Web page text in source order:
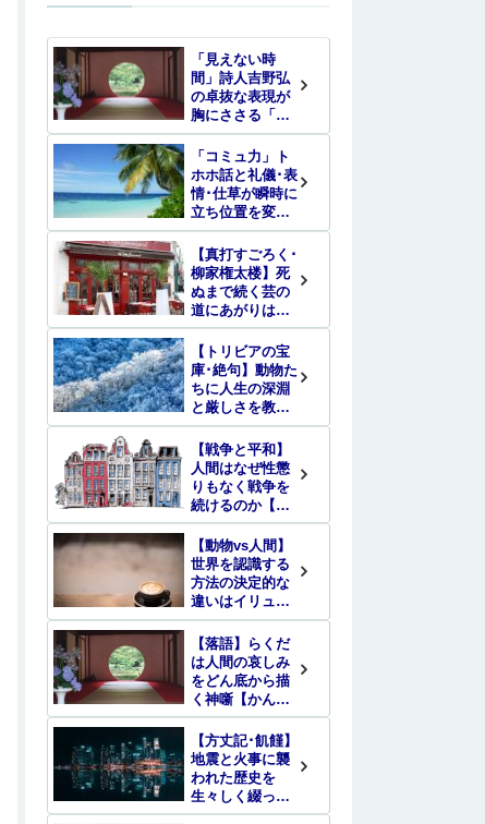
「見えない時
間」詩人吉野弘
の卓抜な表現が
胸にささる「心
の四季」
「コミュ力」ト
ホホ話と礼儀･表
情･仕草が瞬時に
立ち位置を変え
る
【真打すごろく･
柳家権太楼】死
ぬまで続く芸の
道にあがりはな
いという真実
【トリビアの宝
庫･絶句】動物た
ちに人生の深淵
と厳しさを教え
られた
【戦争と平和】
人間はなぜ性懲
りもなく戦争を
続けるのか【エ
ントロピー】
【動物vs人間】
世界を認識する
方法の決定的な
違いはイリュー
ジョンの差
【落語】らくだ
は人間の哀しみ
をどん底から描
く神噺【かんか
んのう】
【方丈記･飢饉】
地震と火事に襲
われた歴史を
生々しく綴った
名随筆